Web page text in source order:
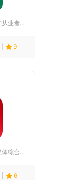
医学考试优题库面向医护从业者、医学生搭建一体化备考工具，覆盖...
9
今彩萍乡是萍乡官方融媒体综合客户端，由本地主流媒体整合纸媒、...
6